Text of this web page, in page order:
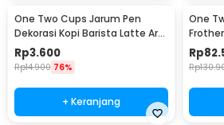
One Two Cups Jarum Pen
Dekorasi Kopi Barista Latte Art
Needle 13cm - F3F27
Rp3.600
Rp14.900 76%
+ Keranjang
One
WZ0011
Rp
Rp